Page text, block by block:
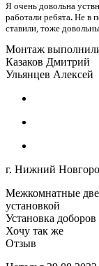
Я очень довольна
работали ребята. Не в
ставили, тоже
Монтаж
Казаков Дмитрий
Ульянцев Алексей
г. Нижний
Межкомнатные
установкой
Установка доборов
Хочу так же
Отзыв